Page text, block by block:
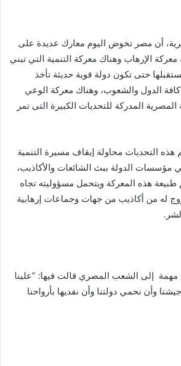
أن مصر تخوض اليوم معارك عديدة على
الإرهاب وهناك معركة التنمية التي تبني
حتى تكون دولة قوية حديثة تأخذ
كافة الدول والشعوب، وهناك معركة الوعي
المدركة للتحديات الكبيرة التى تمر
التحديات محاولة إيقاف مسيرة التنمية
الدولة ببث الشائعات والأكاذيب،
هذه المعركة ويتحمل مسؤوليته تجاه
له من أكاذيب من جهات وجماعات إرهابية
مهمة إلى الشعب المصري قالت فيها: “علينا
وأن نحمي دولتنا وأن نفديها بأرواحنا